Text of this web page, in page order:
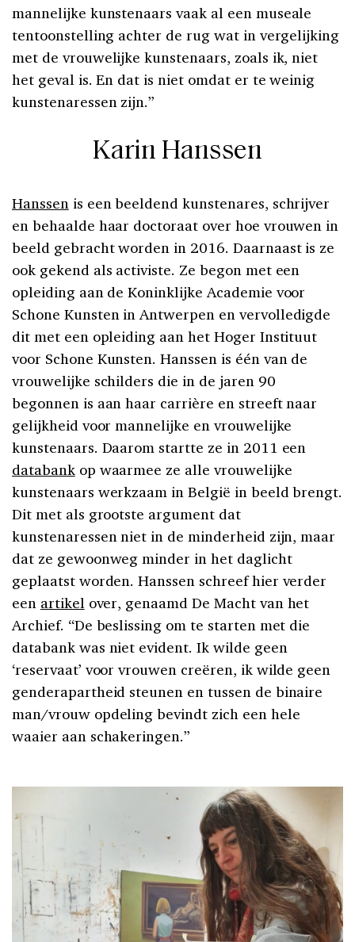
mannelijke kunstenaars vaak al een museale
tentoonstelling achter de rug wat in vergelijking
met de vrouwelijke kunstenaars, zoals ik, niet
het geval is. En dat is niet omdat er te weinig
kunstenaressen zijn.”
Karin Hanssen
Hanssenis een beeldend kunstenares, schrijver
en behaalde haar doctoraat over hoe vrouwen in
beeld gebracht worden in 2016. Daarnaast is ze
ook gekend als activiste. Ze begon met een
opleiding aan de Koninklijke Academie voor
Schone Kunsten in Antwerpen en vervolledigde
dit met een opleiding aan het Hoger Instituut
voor Schone Kunsten. Hanssen is één van de
vrouwelijke schilders die in de jaren 90
begonnen is aan haar carrière en streeft naar
gelijkheid voor mannelijke en vrouwelijke
kunstenaars. Daarom startte ze in 2011 een
databankop waarmee ze alle vrouwelijke
kunstenaars werkzaam in België in beeld brengt.
Dit met als grootste argument dat
kunstenaressen niet in de minderheid zijn, maar
dat ze gewoonweg minder in het daglicht
geplaatst worden. Hanssen schreef hier verder
een artikelover, genaamd De Macht van het
Archief. “De beslissing om te starten met die
databank was niet evident. Ik wilde geen
‘reservaat’ voor vrouwen creëren, ik wilde geen
genderapartheid steunen en tussen de binaire
man/vrouw opdeling bevindt zich een hele
waaier aan schakeringen.”